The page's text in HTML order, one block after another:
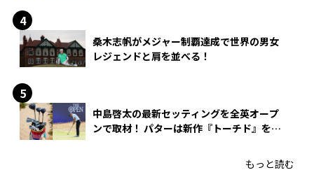
桑木志帆がメジャー制覇達成で世界の男女
レジェンドと肩を並べる！
中島啓太の最新セッティングを全英オープ
ンで取材！ パターは新作『トーチド』を投
もっと読む